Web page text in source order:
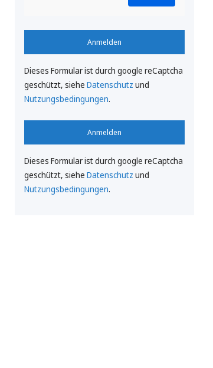
Anmelden
Dieses Formular ist durch google reCaptcha
geschützt, siehe Datenschutz und
Nutzungsbedingungen.
Anmelden
Dieses Formular ist durch google reCaptcha
geschützt, siehe Datenschutz und
Nutzungsbedingungen.